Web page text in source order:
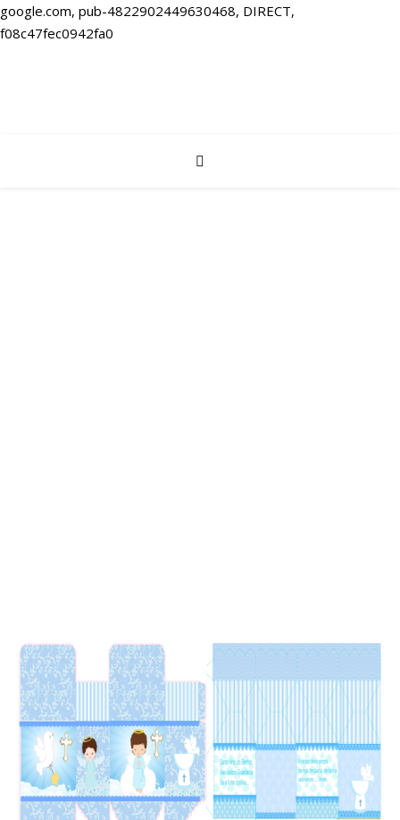
google.com, pub-4822902449630468, DIRECT,
f08c47fec0942fa0